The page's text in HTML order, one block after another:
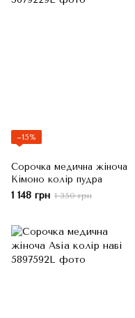
−15%
Сорочка медична жіноча
Кімоно колір пудра
1 148 грн 1 350 грн